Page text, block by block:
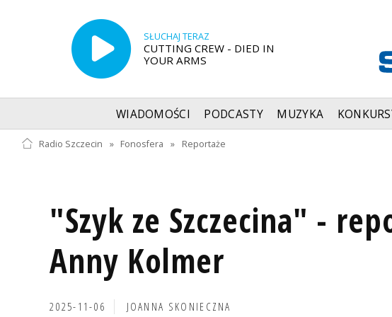
SŁUCHAJ TERAZ
CUTTING CREW - DIED IN
YOUR ARMS
WIADOMOŚCI PODCASTY MUZYKA
Radio Szczecin » Fonosfera » Reportaże
"Szyk ze Szczecina" -
Anny Kolmer
2025-11-06 JOANNA SKONIECZNA